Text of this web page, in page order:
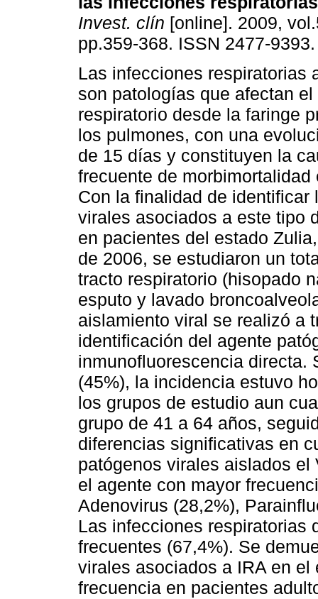
Invest. clín [online]. 2009,
pp.359-368. ISSN 2477-9393.
Las infecciones respiratorias
son patologías que afectan el
respiratorio desde la faringe
los pulmones, con una
de 15 días y constituyen la
frecuente de morbimortalidad
Con la finalidad de identificar
virales asociados a este tipo
en pacientes del estado
de 2006, se estudiaron un
tracto respiratorio (hisopado
esputo y lavado
aislamiento viral se realizó a
identificación del agente
inmunofluorescencia directa.
(45%), la incidencia estuvo
los grupos de estudio aun
grupo de 41 a 64 años,
diferencias significativas en
patógenos virales aislados
el agente con mayor
Adenovirus (28,2%),
Las infecciones respiratorias
frecuentes (67,4%). Se
virales asociados a IRA en
frecuencia en pacientes